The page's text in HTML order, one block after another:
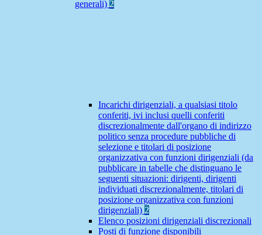
generali) 2
Incarichi dirigenziali, a qualsiasi titolo
conferiti, ivi inclusi quelli conferiti
discrezionalmente dall'organo di indirizzo
politico senza procedure pubbliche di
selezione e titolari di posizione
organizzativa con funzioni dirigenziali (da
pubblicare in tabelle che distinguano le
seguenti situazioni: dirigenti, dirigenti
individuati discrezionalmente, titolari di
posizione organizzativa con funzioni
dirigenziali) 2
Elenco posizioni dirigenziali discrezionali
Posti di funzione disponibili